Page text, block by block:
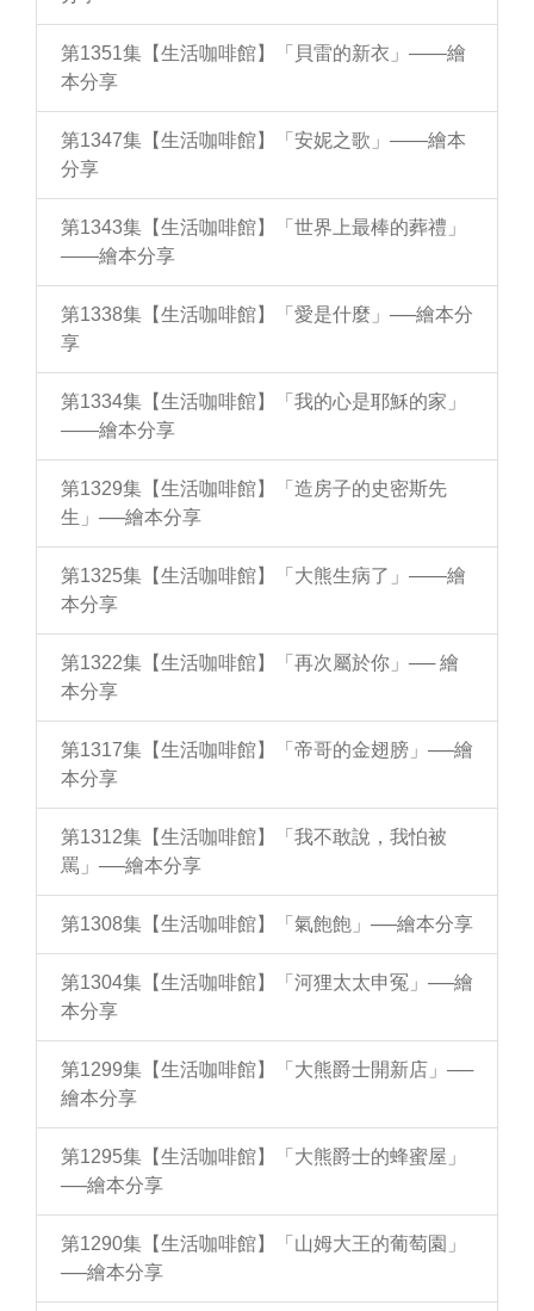
第1351集【生活咖啡館】「貝雷的新衣」——繪
本分享
第1347集【生活咖啡館】「安妮之歌」——繪本
分享
第1343集【生活咖啡館】「世界上最棒的葬禮」
——繪本分享
第1338集【生活咖啡館】「愛是什麼」──繪本分
享
第1334集【生活咖啡館】「我的心是耶穌的家」
——繪本分享
第1329集【生活咖啡館】「造房子的史密斯先
生」──繪本分享
第1325集【生活咖啡館】「大熊生病了」——繪
本分享
第1322集【生活咖啡館】「再次屬於你」── 繪
本分享
第1317集【生活咖啡館】「帝哥的金翅膀」──繪
本分享
第1312集【生活咖啡館】「我不敢說，我怕被
罵」──繪本分享
第1308集【生活咖啡館】「氣飽飽」──繪本分享
第1304集【生活咖啡館】「河狸太太申冤」──繪
本分享
第1299集【生活咖啡館】「大熊爵士開新店」──
繪本分享
第1295集【生活咖啡館】「大熊爵士的蜂蜜屋」
──繪本分享
第1290集【生活咖啡館】「山姆大王的葡萄園」
──繪本分享